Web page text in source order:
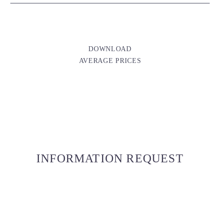
DOWNLOAD
AVERAGE PRICES
INFORMATION REQUEST